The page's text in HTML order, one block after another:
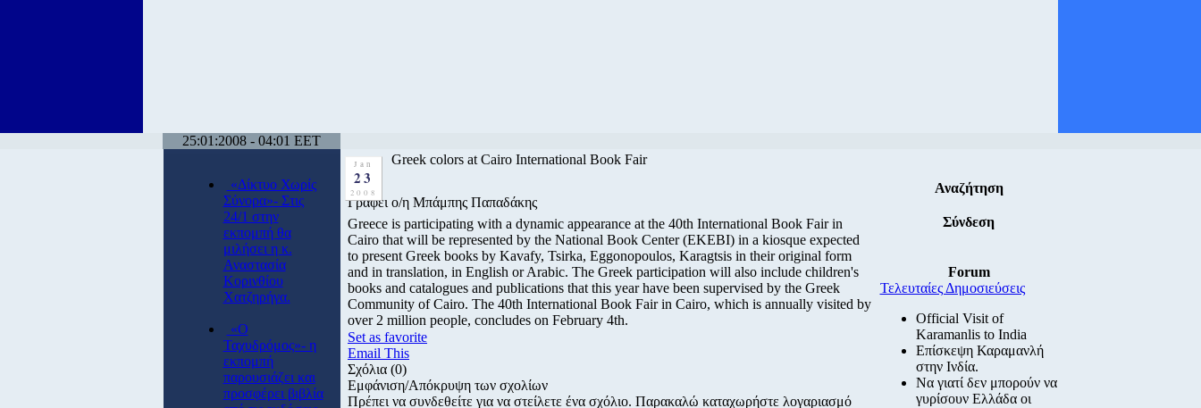
25:01:2008 - 04:01 EET
«Δίκτυο Χωρίς
Σύνορα»- Στις
24/1 στην
εκπομπή θα
μιλήσει η κ.
Αναστασία
Κορινθίου
Χατζηρήγα.
«Ο
Ταχυδρόμος»- η
εκπομπή
παρουσιάζει και
προσφέρει βιβλία
Jan
23
2008
Greek colors at Cairo International Book Fair
Γράφει ο/η Μπάμπης Παπαδάκης
Greece is participating with a dynamic appearance at the 40th International Book Fair in
Cairo that will be represented by the National Book Center (EKEBI) in a kiosque expected
to present Greek books by Kavafy, Tsirka, Eggonopoulos, Karagtsis in their original form
and in translation, in English or Arabic. The Greek participation will also include children's
books and catalogues and publications that this year have been supervised by the Greek
Community of Cairo. The 40th International Book Fair in Cairo, which is annually visited by
over 2 million people, concludes on February 4th.
Set as favorite
Email This
Σχόλια (0)
Εμφάνιση/Απόκρυψη των σχολίων
Πρέπει να συνδεθείτε για να στείλετε ένα σχόλιο. Παρακαλώ καταχωρήστε λογαριασμό
Αναζήτηση
Σύνδεση
Forum
Τελευταίες Δημοσιεύσεις
Official Visit of
Karamanlis to India
Επίσκεψη Καραμανλή
στην Ινδία.
Να γιατί δεν μπορούν να
γυρίσουν Ελλάδα οι